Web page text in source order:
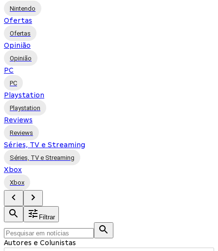
Nintendo
Ofertas
Ofertas
Opinião
Opinião
PC
PC
Playstation
Playstation
Reviews
Reviews
Séries, TV e Streaming
Séries, TV e Streaming
Xbox
Xbox
Filtrar
Autores e Colunistas